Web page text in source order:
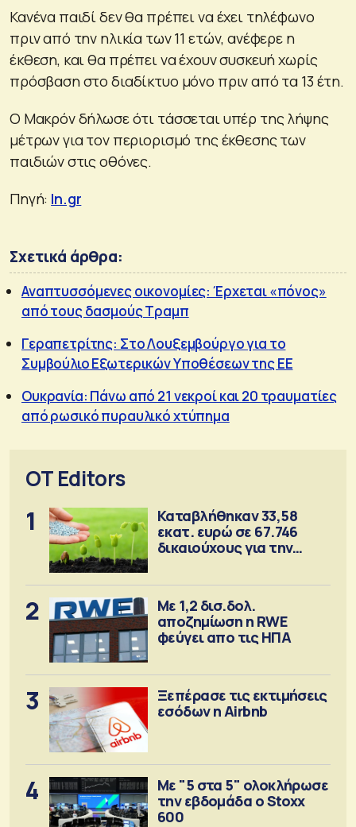
Κανένα παιδί δεν θα πρέπει να έχει τηλέφωνο
πριν από την ηλικία των 11 ετών, ανέφερε η
έκθεση, και θα πρέπει να έχουν συσκευή χωρίς
πρόσβαση στο διαδίκτυο μόνο πριν από τα 13 έτη.
Ο Μακρόν δήλωσε ότι τάσσεται υπέρ της λήψης
μέτρων για τον περιορισμό της έκθεσης των
παιδιών στις οθόνες.
Πηγή: In.gr
Σχετικά άρθρα:
Αναπτυσσόμενες οικονομίες: Έρχεται «πόνος»
από τους δασμούς Τραμπ
Γεραπετρίτης: Στο Λουξεμβούργο για το
Συμβούλιο Εξωτερικών Υποθέσεων της ΕΕ
Ουκρανία: Πάνω από 21 νεκροί και 20 τραυματίες
από ρωσικό πυραυλικό χτύπημα
OT Editors
1
Καταβλήθηκαν 33,58
εκατ. ευρώ σε 67.746
δικαιούχους για την
2
Με 1,2 δισ.δολ.
αποζημίωση η RWE
φεύγει απο τις ΗΠΑ
3
Ξεπέρασε τις εκτιμήσεις
εσόδων η Airbnb
4
Με "5 στα 5" ολοκλήρωσε
την εβδομάδα ο Stoxx
600